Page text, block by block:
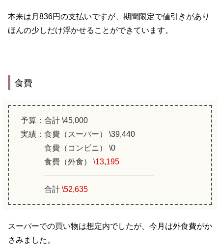
本来は月836円の支払いですが、期間限定で値引きがあり
ほんの少しだけ浮かせることができています。
食費
予算：合計 \45,000
実績：食費（スーパー） \39,440
食費（コンビニ） \0
食費（外食） \13,195
合計 \52,635
スーパーでの買い物は想定内でしたが、今月は外食費がか
さみました。